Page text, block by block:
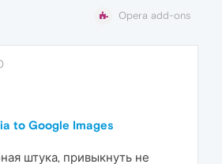
Opera add-ons
to Google Images
штука, привыкнуть не